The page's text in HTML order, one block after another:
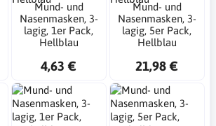
Mund- und
Nasenmasken, 3-
lagig, 1er Pack,
Hellblau
4,63 €
Mund- und
Nasenmasken, 3-
lagig, 5er Pack,
Hellblau
21,98 €